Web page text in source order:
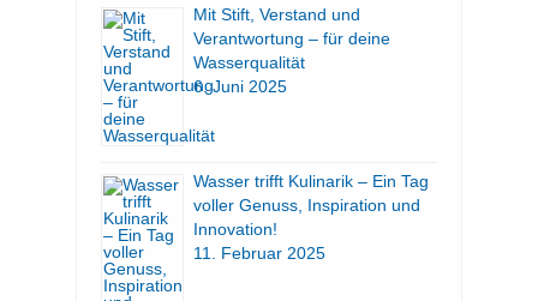
Mit Stift, Verstand und
Verantwortung – für deine
Wasserqualität
6. Juni 2025
Wasser trifft Kulinarik – Ein Tag
voller Genuss, Inspiration und
Innovation!
11. Februar 2025